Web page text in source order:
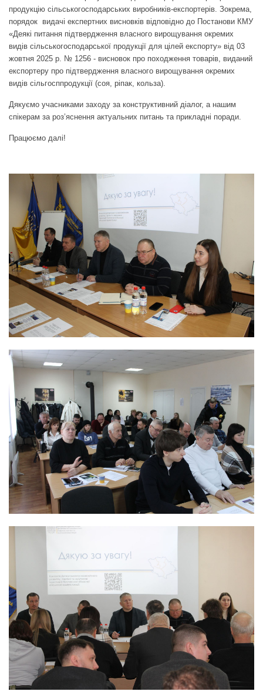
продукцію сільськогосподарських виробників-експортерів. Зокрема,
порядок видачі експертних висновків відповідно до Постанови КМУ
«Деякі питання підтвердження власного вирощування окремих
видів сільськогосподарської продукції для цілей експорту» від 03
жовтня 2025 р. № 1256 - висновок про походження товарів, виданий
експортеру про підтвердження власного вирощування окремих
видів сільгосппродукції (соя, ріпак, кольза).
Дякуємо учасниками заходу за конструктивний діалог, а нашим
спікерам за роз’яснення актуальних питань та прикладні поради.
Працюємо далі!